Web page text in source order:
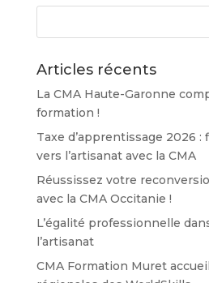
Articles récents
La CMA Haute-Garonne
formation !
Taxe d’apprentissage 2026
vers l’artisanat avec la CMA
Réussissez votre
avec la CMA Occitanie !
L’égalité professionnelle
l’artisanat
CMA Formation Muret